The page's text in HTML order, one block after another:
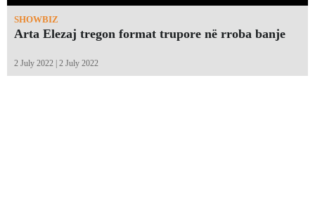
SHOWBIZ
Arta Elezaj tregon format trupore në rroba banje
2 July 2022 | 2 July 2022